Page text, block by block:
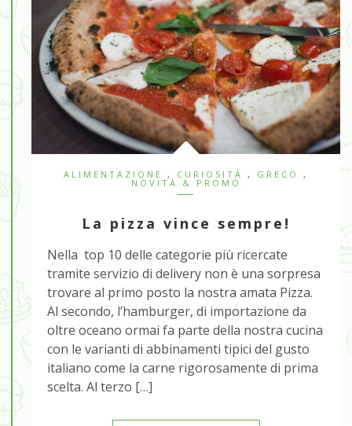
ALIMENTAZIONE , CURIOSITÀ , GRECO ,
NOVITÀ & PROMO
La pizza vince sempre!
Nella top 10 delle categorie più ricercate
tramite servizio di delivery non è una sorpresa
trovare al primo posto la nostra amata Pizza.
Al secondo, l’hamburger, di importazione da
oltre oceano ormai fa parte della nostra cucina
con le varianti di abbinamenti tipici del gusto
italiano come la carne rigorosamente di prima
scelta. Al terzo […]